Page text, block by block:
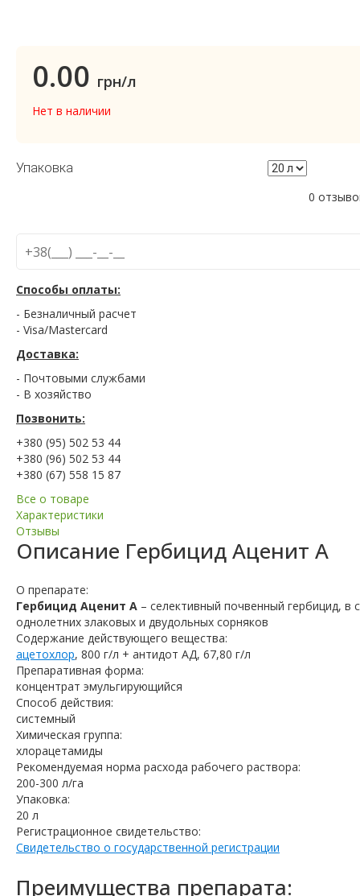
0.00 грн/л
Нет в наличии
Упаковка
0
Способы оплаты:
- Безналичный расчет
- Visa/Mastercard
Доставка:
- Почтовыми службами
- В хозяйство
Позвонить:
+380 (95) 502 53 44
+380 (96) 502 53 44
+380 (67) 558 15 87
Все о товаре
Характеристики
Отзывы
Описание Гербицид Аценит А
О препарате:
Гербицид Аценит А – селективный почвенный гербицид, в
однолетних злаковых и двудольных сорняков
Содержание действующего вещества:
ацетохлор, 800 г/л + антидот АД, 67,80 г/л
Препаративная форма:
концентрат эмульгирующийся
Способ действия:
системный
Химическая группа:
хлорацетамиды
Рекомендуемая норма расхода рабочего раствора:
200-300 л/га
Упаковка:
20 л
Регистрационное свидетельство:
Свидетельство о государственной регистрации
Преимущества препарата: